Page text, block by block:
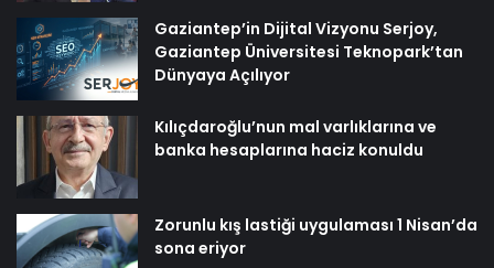
Gaziantep’in Dijital Vizyonu Serjoy,
Gaziantep Üniversitesi Teknopark’tan
Dünyaya Açılıyor
Kılıçdaroğlu’nun mal varlıklarına ve
banka hesaplarına haciz konuldu
Zorunlu kış lastiği uygulaması 1 Nisan’da
sona eriyor